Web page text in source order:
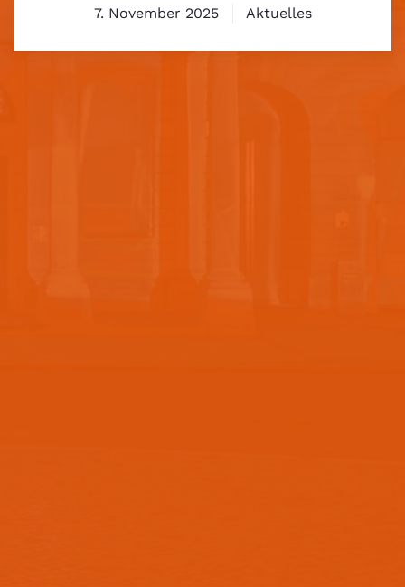
7. November 2025 Aktuelles